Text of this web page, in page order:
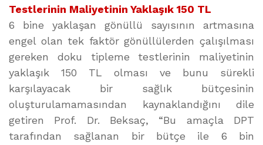
Testlerinin Maliyetinin Yaklaşık 150 TL
6 bine yaklaşan gönüllü sayısının artmasına
engel olan tek faktör gönüllülerden çalışılması
gereken doku tipleme testlerinin maliyetinin
yaklaşık 150 TL olması ve bunu sürekli
karşılayacak bir sağlık bütçesinin
oluşturulamamasından kaynaklandığını dile
getiren Prof. Dr. Beksaç, “Bu amaçla DPT
tarafından sağlanan bir bütçe ile 6 bin